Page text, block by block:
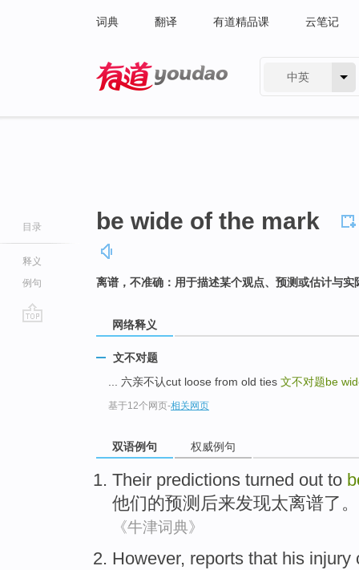
词典 翻译 有道精品课 云笔记
中英
目录
释义
例句
be wide of the mark
离谱，不准确：用于描述某个观点、预测或估计与实
网络释义
文不对题
... 六亲不认cut loose from old ties 文不对题be
基于12个网页-相关网页
双语例句 权威例句
Their predictions turned out to
他们的预测 后来发现太离谱了 。
《牛津词典》
However, reports that his injury